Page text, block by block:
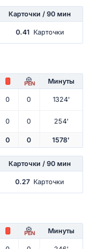
Карточки / 90 мин
0.41 Карточки
PEN Минуты
0 0 1324'
0 0 254'
0 0 1578'
Карточки / 90 мин
0.27 Карточки
PEN
Минуты